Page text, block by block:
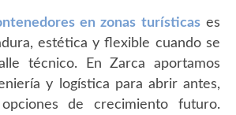
en zonas turísticases
estética y flexible cuando se
técnico. En Zarca aportamos
y logística para abrir antes,
de crecimiento futuro.